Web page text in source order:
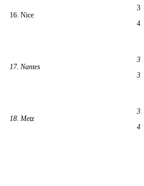
16. Nice
3
4
17. Nantes
3
3
18. Metz
3
4